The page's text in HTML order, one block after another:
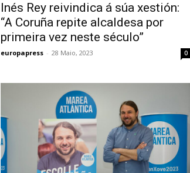
Inés Rey reivindica á súa xestión:
“A Coruña repite alcaldesa por
primeira vez neste século”
europapress - 28 Maio, 2023 0